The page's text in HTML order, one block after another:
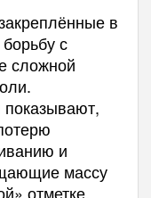
в
с
сложной
и
массу
отметке.